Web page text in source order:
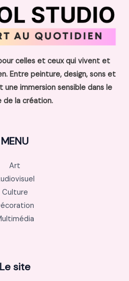
celles et ceux qui vivent et
Entre peinture, design, sons et
immersion sensible dans le
de la création.
MENU
Art
Culture
Le site